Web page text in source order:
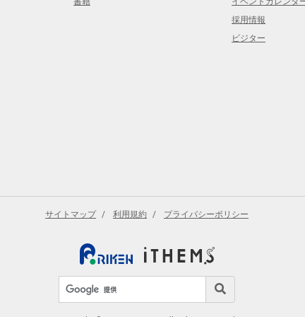
採用情報
ビジター
サイトマップ 利用規約 プライバシーポリシー